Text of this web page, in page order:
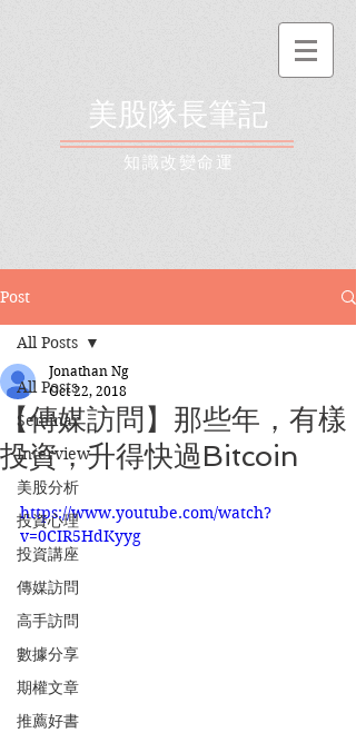
美股隊長筆記
​知識改變命運
Post
All Posts
Seminar
Interview
美股分析
投資心理
投資講座
傳媒訪問
高手訪問
數據分享
期權文章
推薦好書
All Posts
【傳媒訪問】那些年，有樣
投資，升得快過Bitcoin
Jonathan Ng
Oct 22, 2018
https://www.youtube.com/watch?
v=0CIR5HdKyyg